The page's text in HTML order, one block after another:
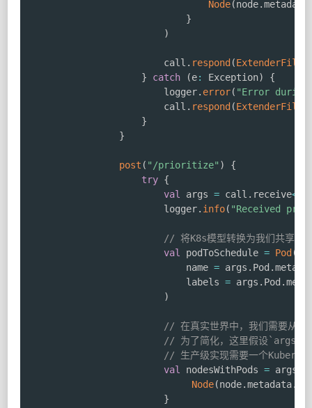
Node(node.metadata
}
)
                        call
. respond (
}
catch (e: Exception)
{
                        logger
. error( "Error
                        call
. respond (
}
}
post ( "/prioritize" )
{
try {
val args = call . receive<
                        logger
. info( "Received
// 将K8s模型转换为我们共享的
val podToSchedule = Pod (
                            name
= args . Pod .
                            labels
= args . Pod .
)
// 在真实世界中，我们需要从
// 为了简化，这里假设
// 生产级实现需要一个
val nodesWithPods = args
Node(node.metadata.
}